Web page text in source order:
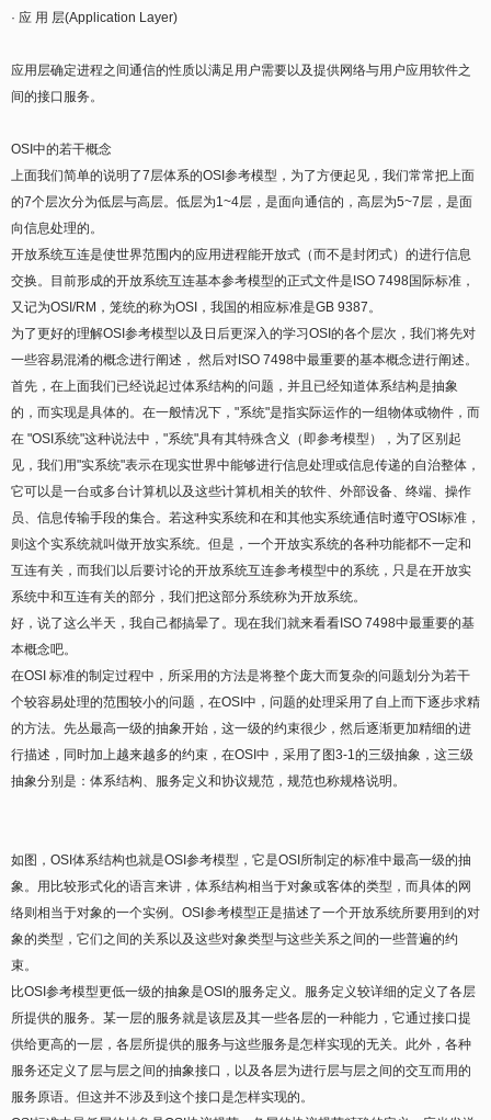
· 应 用 层(Application Layer)
应用层确定进程之间通信的性质以满足用户需要以及提供网络与用户应用软件之
间的接口服务。
OSI中的若干概念
上面我们简单的说明了7层体系的OSI参考模型，为了方便起见，我们常常把上面
的7个层次分为低层与高层。低层为1~4层，是面向通信的，高层为5~7层，是面
向信息处理的。
开放系统互连是使世界范围内的应用进程能开放式（而不是封闭式）的进行信息
交换。目前形成的开放系统互连基本参考模型的正式文件是ISO 7498国际标准，
又记为OSI/RM，笼统的称为OSI，我国的相应标准是GB 9387。
为了更好的理解OSI参考模型以及日后更深入的学习OSI的各个层次，我们将先对
一些容易混淆的概念进行阐述， 然后对ISO 7498中最重要的基本概念进行阐述。
首先，在上面我们已经说起过体系结构的问题，并且已经知道体系结构是抽象
的，而实现是具体的。在一般情况下，"系统"是指实际运作的一组物体或物件，而
在 "OSI系统"这种说法中，"系统"具有其特殊含义（即参考模型），为了区别起
见，我们用"实系统"表示在现实世界中能够进行信息处理或信息传递的自治整体，
它可以是一台或多台计算机以及这些计算机相关的软件、外部设备、终端、操作
员、信息传输手段的集合。若这种实系统和在和其他实系统通信时遵守OSI标准，
则这个实系统就叫做开放实系统。但是，一个开放实系统的各种功能都不一定和
互连有关，而我们以后要讨论的开放系统互连参考模型中的系统，只是在开放实
系统中和互连有关的部分，我们把这部分系统称为开放系统。
好，说了这么半天，我自己都搞晕了。现在我们就来看看ISO 7498中最重要的基
本概念吧。
在OSI 标准的制定过程中，所采用的方法是将整个庞大而复杂的问题划分为若干
个较容易处理的范围较小的问题，在OSI中，问题的处理采用了自上而下逐步求精
的方法。先丛最高一级的抽象开始，这一级的约束很少，然后逐渐更加精细的进
行描述，同时加上越来越多的约束，在OSI中，采用了图3-1的三级抽象，这三级
抽象分别是：体系结构、服务定义和协议规范，规范也称规格说明。
如图，OSI体系结构也就是OSI参考模型，它是OSI所制定的标准中最高一级的抽
象。用比较形式化的语言来讲，体系结构相当于对象或客体的类型，而具体的网
络则相当于对象的一个实例。OSI参考模型正是描述了一个开放系统所要用到的对
象的类型，它们之间的关系以及这些对象类型与这些关系之间的一些普遍的约
束。
比OSI参考模型更低一级的抽象是OSI的服务定义。服务定义较详细的定义了各层
所提供的服务。某一层的服务就是该层及其一些各层的一种能力，它通过接口提
供给更高的一层，各层所提供的服务与这些服务是怎样实现的无关。此外，各种
服务还定义了层与层之间的抽象接口，以及各层为进行层与层之间的交互而用的
服务原语。但这并不涉及到这个接口是怎样实现的。